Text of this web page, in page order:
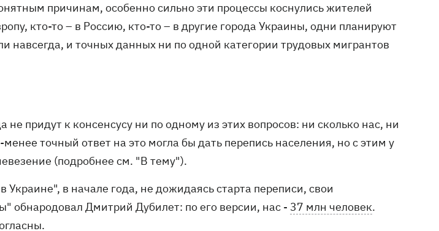
причинам, особенно сильно эти процессы коснулись жителей
кто-то – в Россию, кто-то – в другие города Украины, одни планируют
навсегда, и точных данных ни по одной категории трудовых мигрантов
не придут к консенсусу ни по одному из этих вопросов: ни сколько нас, ни
точный ответ на это могла бы дать перепись населения, но с этим у
(подробнее см. "В тему").
в начале года, не дожидаясь старта переписи, свои
обнародовал Дмитрий Дубилет: по его версии, нас - 37 млн человек.